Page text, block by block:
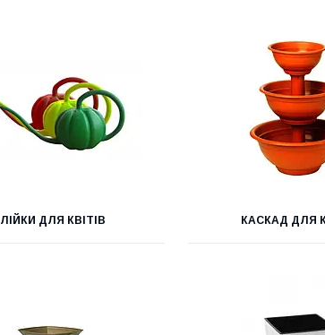
ЛІЙКИ ДЛЯ КВІТІВ КАСКАД ДЛЯ